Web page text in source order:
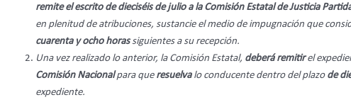
remite el escrito de dieciséis de julio a la Comisión Estatal de Justicia
en plenitud de atribuciones, sustancie el medio de impugnación que
cuarenta y ocho horassiguientes a su recepción.
Una vez realizado lo anterior, la Comisión Estatal, deberá remitirel
Comisión Nacionalpara que resuelvalo conducente dentro del plazo de
expediente.